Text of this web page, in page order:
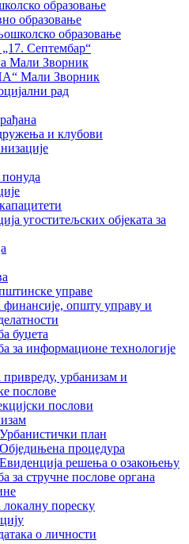
образовање
образовање
образовање
Септембар“
Мали Зворник
Мали Зворник
рад
и клубови
угоститељских објеката за
управе
општу управу и
буџета
за информационе технологије
урбанизам и
послове
послови
Урбанистички план
Обједињена процедура
Евиденција решења о озакоњењу
за стручне послове органа
пореску
о личности